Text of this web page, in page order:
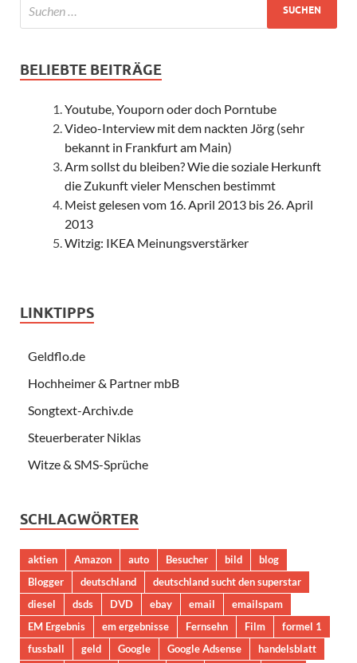
BELIEBTE BEITRÄGE
Youtube, Youporn oder doch Porntube
Video-Interview mit dem nackten Jörg (sehr
bekannt in Frankfurt am Main)
Arm sollst du bleiben? Wie die soziale Herkunft
die Zukunft vieler Menschen bestimmt
Meist gelesen vom 16. April 2013 bis 26. April
2013
Witzig: IKEA Meinungsverstärker
LINKTIPPS
Geldflo.de
Hochheimer & Partner mbB
Songtext-Archiv.de
Steuerberater Niklas
Witze & SMS-Sprüche
SCHLAGWÖRTER
aktien Amazon auto Besucher bild
blog
Blogger
deutschland
deutschland sucht den superstar
diesel
dsds DVD ebay email
emailspam
EM Ergebnis
em ergebnisse Fernsehn Film
formel 1
fussball
geld Google Google Adsense handelsblatt